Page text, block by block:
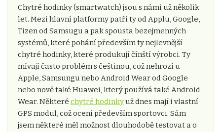
Chytré hodinky (smartwatch) jsou s námi už několik
let. Mezi hlavní platformy patří ty od Applu, Google,
Tizen od Samsugu a pak spousta bezejmenných
systémů, které pohání především ty nejlevnější
chytré hodinky, které produkují čínští výrobci. Ty
mívají často problém s češtinou, což nehrozí u
Apple, Samsungu nebo Android Wear od Google
nebo nově také Huawei, který používá také Android
Wear. Některé chytré hodinkyuž dnes mají i vlastní
GPS modul, což ocení především sportovci. Sám
jsem některé měl možnost dlouhodobě testovat a o